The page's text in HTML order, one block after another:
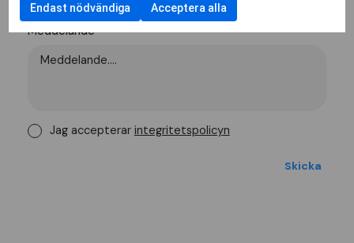
Meddelande
Jag accepterar integritetspolicyn
Endast nödvändiga Acceptera alla